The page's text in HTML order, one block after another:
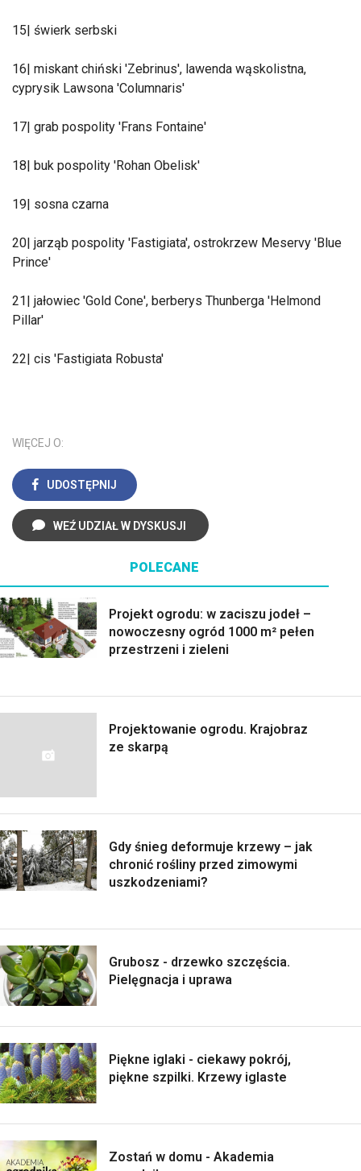
15| świerk serbski
16| miskant chiński 'Zebrinus', lawenda wąskolistna,
cyprysik Lawsona 'Columnaris'
17| grab pospolity 'Frans Fontaine'
18| buk pospolity 'Rohan Obelisk'
19| sosna czarna
20| jarząb pospolity 'Fastigiata', ostrokrzew Meservy 'Blue
Prince'
21| jałowiec 'Gold Cone', berberys Thunberga 'Helmond
Pillar'
22| cis 'Fastigiata Robusta'
WIĘCEJ O:
UDOSTĘPNIJ
WEŹ UDZIAŁ W DYSKUSJI
POLECANE
Projekt ogrodu: w zaciszu jodeł –
nowoczesny ogród 1000 m² pełen
przestrzeni i zieleni
Projektowanie ogrodu. Krajobraz
ze skarpą
Gdy śnieg deformuje krzewy – jak
chronić rośliny przed zimowymi
uszkodzeniami?
Grubosz - drzewko szczęścia.
Pielęgnacja i uprawa
Piękne iglaki - ciekawy pokrój,
piękne szpilki. Krzewy iglaste
Zostań w domu - Akademia